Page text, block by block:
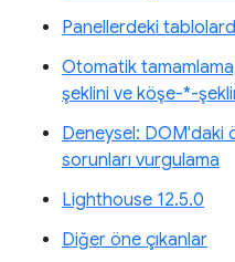
Panellerdeki
Otomatik
şeklini ve köşe-*-
Deneysel: DOM'daki
sorunları vurgulama
Lighthouse 12.5.0
Diğer öne çıkanlar